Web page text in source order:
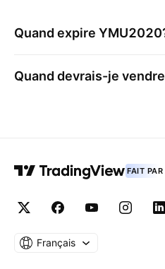
Quand expire YMU2020
Quand devrais-je vendre
FAIT
Français